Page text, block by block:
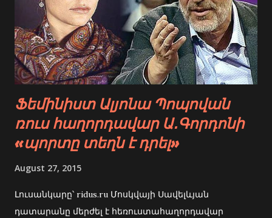
Ֆեմինիստ Ալյոնա Պոպովան
ռուս հաղորդավար Ա․Գորդոնի
«պորտը տեղն է դրել»
August 27, 2015
Լուսանկարը՝ ridus.ru Մոսկվայի Սավելևյան
դատարանը մերժել է հեռուստահաղորդավար